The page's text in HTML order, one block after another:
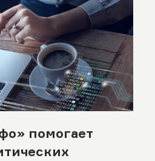
помогает